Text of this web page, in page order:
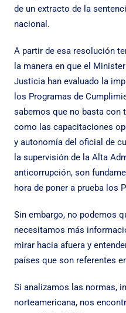
de un extracto de la
nacional.
A partir de esa resolución
la manera en que el
Justicia han evaluado la
los Programas de
sabemos que no basta con
como las capacitaciones
y autonomía del oficial de
la supervisión de la Alta
anticorrupción, son
hora de poner a prueba los
Sin embargo, no podemos
necesitamos más
mirar hacia afuera y
países que son referentes
Si analizamos las normas,
norteamericana, nos